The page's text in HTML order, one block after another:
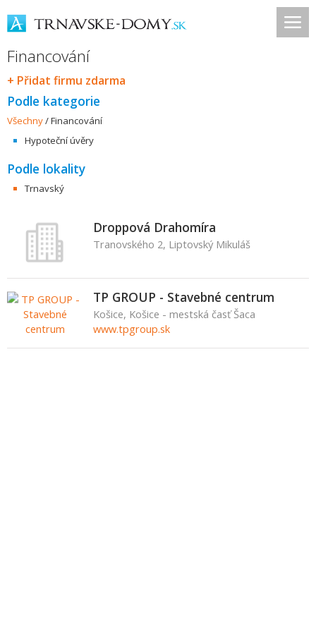
Financování
+ Přidat firmu zdarma
Podle kategorie
Všechny/Financování
Hypoteční úvěry
Podle lokality
Trnavský
Droppová Drahomíra
Tranovského 2, Liptovský Mikuláš
TP GROUP - Stavebné centrum
Košice, Košice - mestská časť Šaca
www.tpgroup.sk